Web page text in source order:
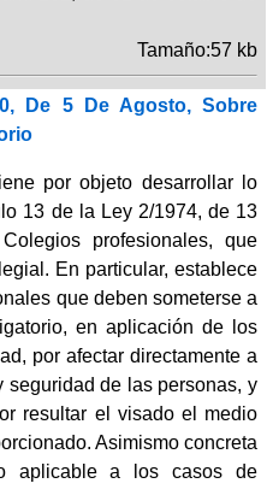
Tamaño:57 kb
De 5 De Agosto, Sobre
por objeto desarrollar lo
13 de la Ley 2/1974, de 13
profesionales, que
En particular, establece
que deben someterse a
en aplicación de los
por afectar directamente a
seguridad de las personas, y
resultar el visado el medio
Asimismo concreta
aplicable a los casos de